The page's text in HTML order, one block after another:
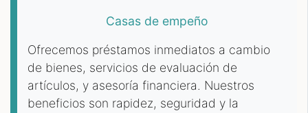
Casas de empeño
Ofrecemos préstamos inmediatos a cambio
de bienes, servicios de evaluación de
artículos, y asesoría financiera. Nuestros
beneficios son rapidez, seguridad y la